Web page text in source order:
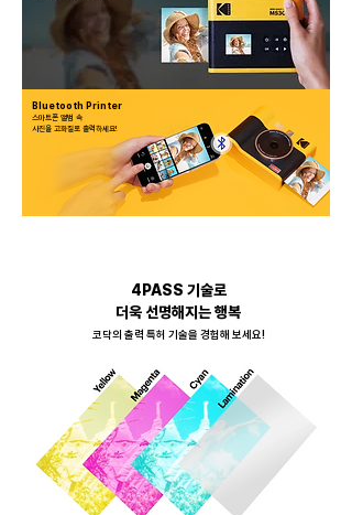
Bluetooth Printer
스마트폰 앨범 속
​사진을 고화질로 출력하세요!
4PASS 기술로
더욱 선명해지는 행복
​코닥의 출력 특허 기술을 경험해 보세요!